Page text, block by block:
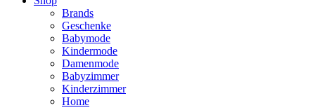
Brands
Geschenke
Babymode
Kindermode
Damenmode
Babyzimmer
Kinderzimmer
Home